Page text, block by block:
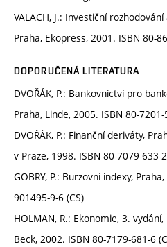
VALACH, J.: Investiční
Praha, Ekopress, 2001. ISBN 80-
DOPORUČENÁ LITERATURA
DVOŘÁK, P.: Bankovnictví pro
Praha, Linde, 2005. ISBN 80-7201-
DVOŘÁK, P.: Finanční deriváty,
v Praze, 1998. ISBN 80-7079-633-
GOBRY, P.: Burzovní indexy,
901495-9-6 (CS)
HOLMAN, R.: Ekonomie, 3.
Beck, 2002. ISBN 80-7179-681-6